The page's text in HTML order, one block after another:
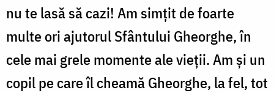
nu te lasă să cazi! Am simțit de foarte
multe ori ajutorul Sfântului Gheorghe, în
cele mai grele momente ale vieții. Am și un
copil pe care îl cheamă Gheorghe, la fel, tot